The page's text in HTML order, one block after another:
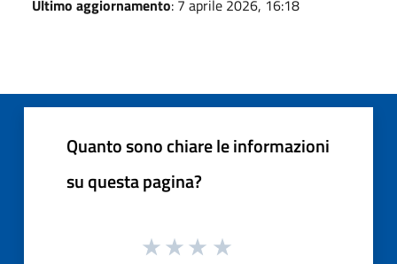
Ultimo aggiornamento: 7 aprile 2026, 16:18
Quanto sono chiare le informazioni
su questa pagina?